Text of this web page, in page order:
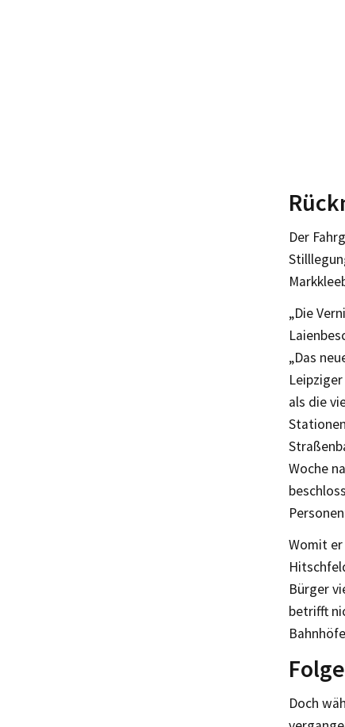
Der
„Die
„Das
als die
Woche
Womit
Bürger
betrifft
Doch